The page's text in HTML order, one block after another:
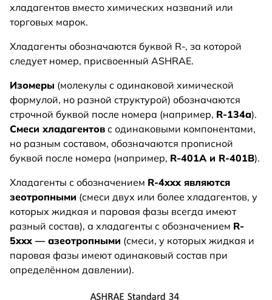
хладагентов вместо химических названий или
торговых марок.
Хладагенты обозначаются буквой R-, за которой
следует номер, присвоенный ASHRAE.
Изомеры (молекулы с одинаковой химической
формулой, но разной структурой) обозначаются
строчной буквой после номера (например, R-134a).
Смеси хладагентов с одинаковыми компонентами,
но разным составом, обозначаются прописной
буквой после номера (например, R-401A и R-401B).
Хладагенты с обозначением R-4xxx являются
зеотропными (смеси двух или более хладагентов, у
которых жидкая и паровая фазы всегда имеют
разный состав), а хладагенты с обозначением R-
5xxx — азеотропными (смеси, у которых жидкая и
паровая фазы имеют одинаковый состав при
определённом давлении).